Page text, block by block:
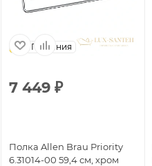
Германия
7 449 ₽
Полка Allen Brau Priority
6.31014-00 59,4 см, хром